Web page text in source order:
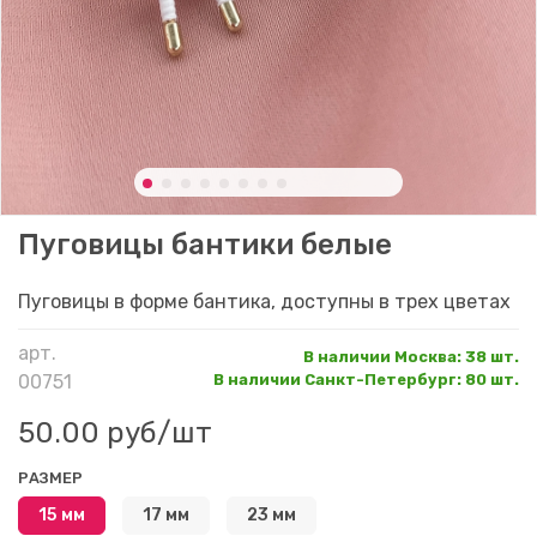
арт.
00751
В наличии Москва: 38 шт.
В наличии Санкт-Петербург: 80 шт.
Пуговицы бантики белые
50.00 руб/шт
РАЗМЕР
15 мм 17 мм 23 мм
Пуговицы в форме бантика, доступны в трех цветах